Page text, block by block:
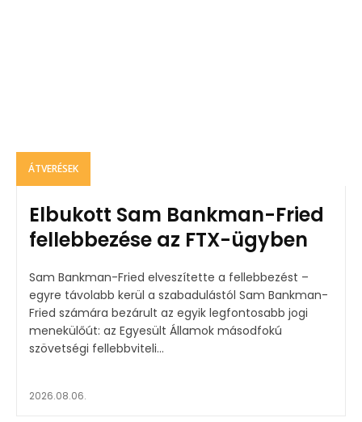
ÁTVERÉSEK
Elbukott Sam Bankman-Fried
fellebbezése az FTX-ügyben
Sam Bankman-Fried elveszítette a fellebbezést –
egyre távolabb kerül a szabadulástól Sam Bankman-
Fried számára bezárult az egyik legfontosabb jogi
menekülőút: az Egyesült Államok másodfokú
szövetségi fellebbviteli...
2026.08.06.